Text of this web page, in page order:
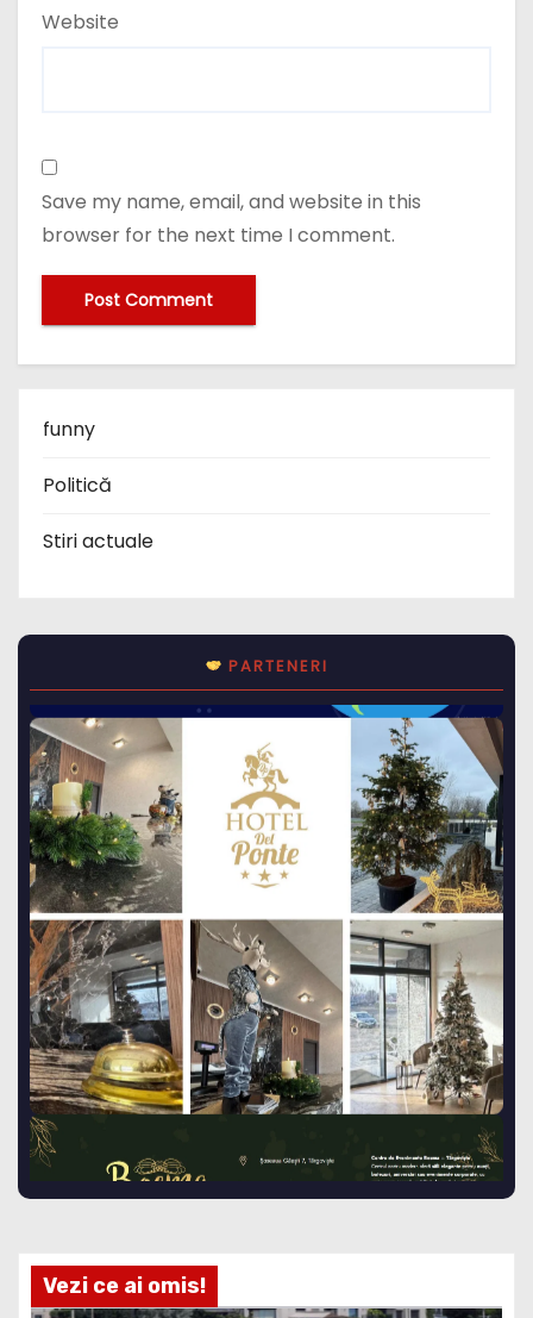
Website
Save my name, email, and website in this
browser for the next time I comment.
funny
Politică
Stiri actuale
PARTENERI
Vezi ce ai omis!